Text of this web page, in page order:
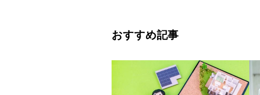
おすすめ記事